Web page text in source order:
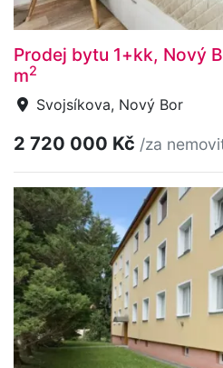
Prodej bytu 1+kk, Nový
m2
Svojsíkova, Nový Bor
2 720 000 Kč /za